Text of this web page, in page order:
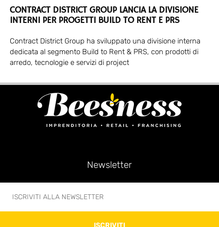
CONTRACT DISTRICT GROUP LANCIA LA DIVISIONE
INTERNI PER PROGETTI BUILD TO RENT E PRS
Contract District Group ha sviluppato una divisione interna
dedicata al segmento Build to Rent & PRS, con prodotti di
arredo, tecnologie e servizi di project
Newsletter